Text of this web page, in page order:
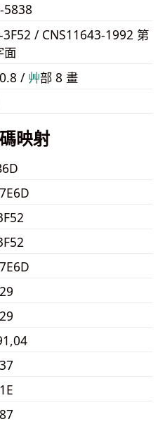
5838
3F52 / CNS11643-1992 第
面
/ ⾋部 8 畫
映射